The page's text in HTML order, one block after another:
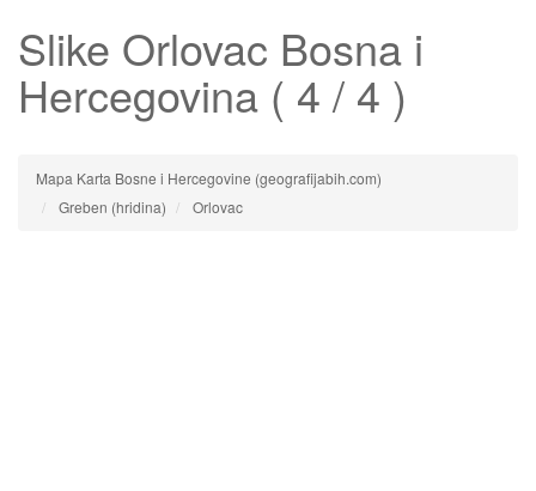
Slike Orlovac Bosna i
Hercegovina ( 4 / 4 )
Mapa Karta Bosne i Hercegovine (geografijabih.com)
Greben (hridina)
Orlovac